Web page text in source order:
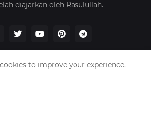
diajarkan oleh Rasulullah.
Kami
to improve your experience.